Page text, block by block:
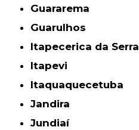
Guararema
Guarulhos
Itapecerica da Serra
Itapevi
Itaquaquecetuba
Jandira
Jundiaí